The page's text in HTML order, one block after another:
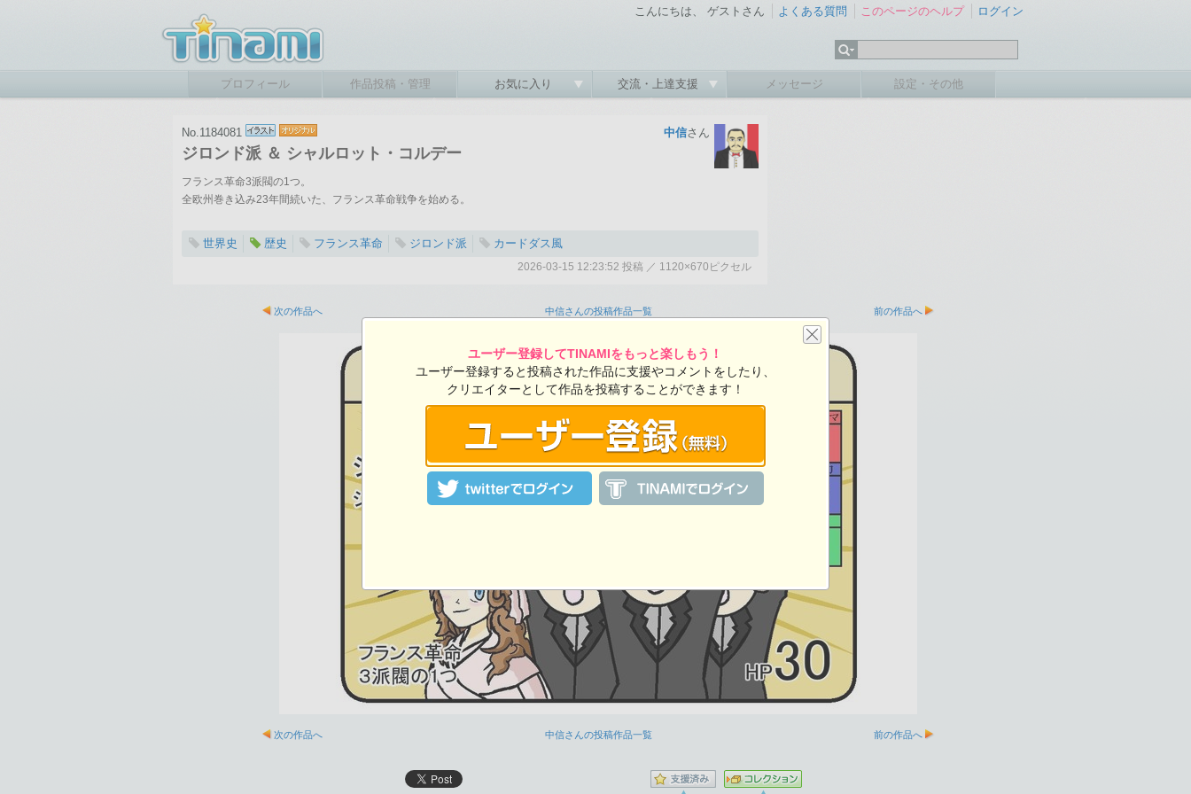
こんにちは、 ゲストさん よくある質問 このページのヘルプ ログイン
プロフィール 作品投稿・管理 お気に入り 交流・上達支援 メッセージ 設定・その他
No.1184081
ジロンド派 ＆ シャルロット・コルデー
中信さん
フランス革命3派閥の1つ。
全欧州巻き込み23年間続いた、フランス革命戦争を始める。
世界史 歴史 フランス革命 ジロンド派 カードダス風
2026-03-15 12:23:52 投稿 ／ 1120×670ピクセル
次の作品へ 中信さんの投稿作品一覧 前の作品へ
1120×670ピクセル
次の作品へ 中信さんの投稿作品一覧 前の作品へ
ユーザー登録してTINAMIをもっと楽しもう！
ユーザー登録すると投稿された作品に支援やコメントをしたり、
クリエイターとして作品を投稿することができます！